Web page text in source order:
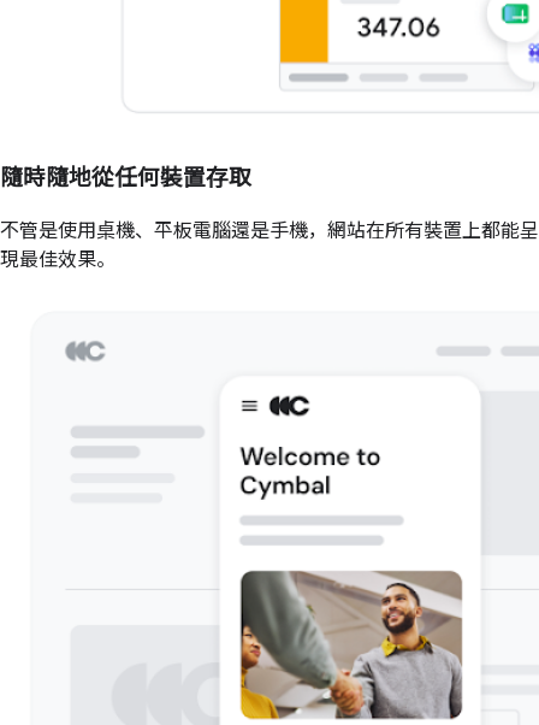
隨時隨地從任何裝置存取
不管是使用桌機、平板電腦還是手機，網站在所有裝置上都能呈
現最佳效果。